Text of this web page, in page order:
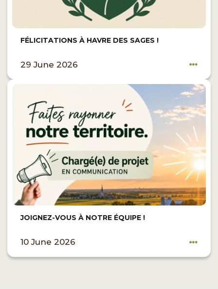
FÉLICITATIONS À HAVRE DES SAGES !
29 June 2026
JOIGNEZ-VOUS À NOTRE ÉQUIPE !
10 June 2026